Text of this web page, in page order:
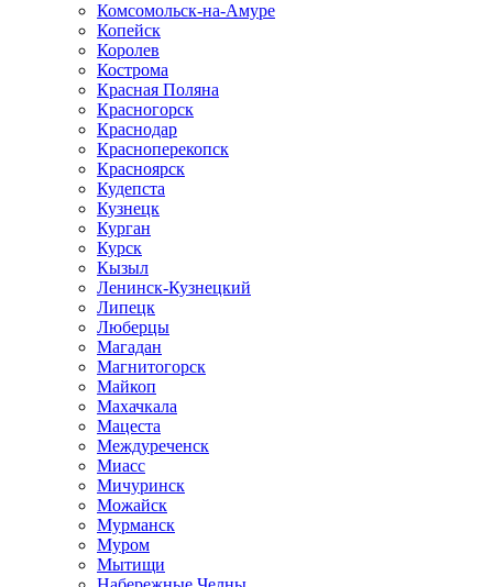
Комсомольск-на-Амуре
Копейск
Королев
Кострома
Красная Поляна
Красногорск
Краснодар
Красноперекопск
Красноярск
Кудепста
Кузнецк
Курган
Курск
Кызыл
Ленинск-Кузнецкий
Липецк
Люберцы
Магадан
Магнитогорск
Майкоп
Махачкала
Мацеста
Междуреченск
Миасс
Мичуринск
Можайск
Мурманск
Муром
Мытищи